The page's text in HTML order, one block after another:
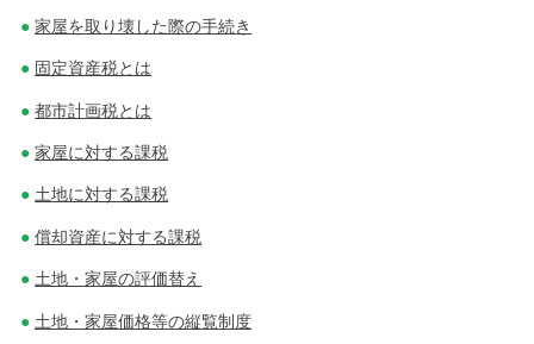
ー
シ
ョ
ン
家屋を取り壊した際の手続き
固定資産税とは
都市計画税とは
家屋に対する課税
土地に対する課税
償却資産に対する課税
土地・家屋の評価替え
土地・家屋価格等の縦覧制度